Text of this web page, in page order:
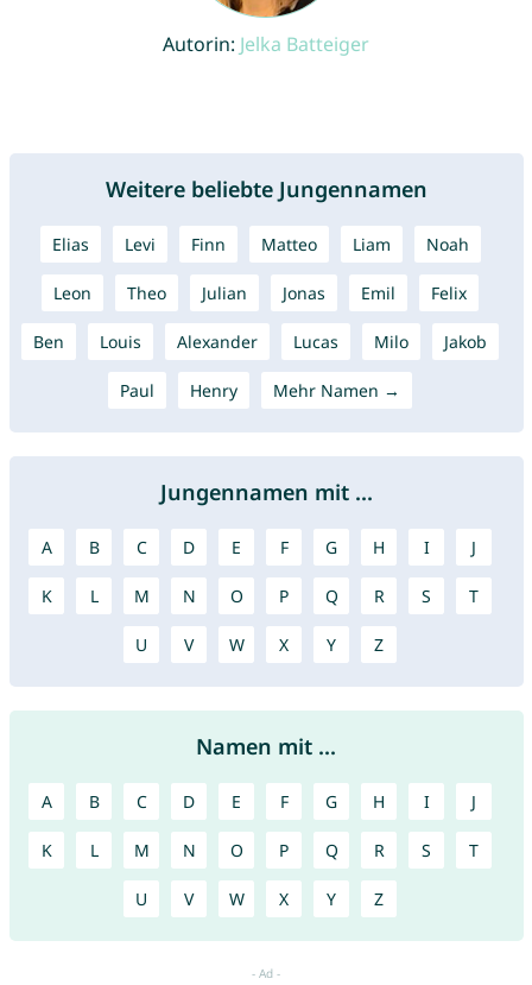
Autorin: Jelka Batteiger
Weitere beliebte Jungennamen
Elias Levi Finn Matteo Liam Noah
Leon Theo Julian Jonas Emil Felix
Ben Louis Alexander Lucas Milo Jakob
Paul Henry Mehr Namen →
Jungennamen mit ...
A B C D E F G H I J
K L M N O P Q R S T
U V W X Y Z
Namen mit ...
A B C D E F G H I J
K L M N O P Q R S T
U V W X Y Z